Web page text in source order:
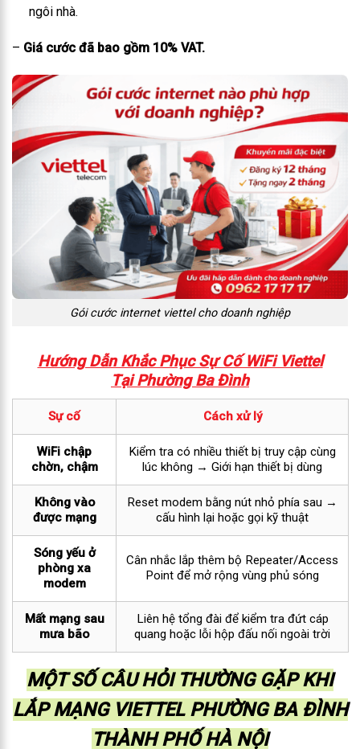
ngôi nhà.
– Giá cước đã bao gồm 10% VAT.
Gói cước internet viettel cho doanh nghiệp
Hướng Dẫn Khắc Phục Sự Cố WiFi Viettel
Tại Phường Ba Đình
Sự cố Cách xử lý
WiFi chập
chờn, chậm
Kiểm tra có nhiều thiết bị truy cập cùng
lúc không → Giới hạn thiết bị dùng
Không vào
được mạng
Reset modem bằng nút nhỏ phía sau →
cấu hình lại hoặc gọi kỹ thuật
Sóng yếu ở
phòng xa
modem
Cân nhắc lắp thêm bộ Repeater/Access
Point để mở rộng vùng phủ sóng
Mất mạng sau
mưa bão
Liên hệ tổng đài để kiểm tra đứt cáp
quang hoặc lỗi hộp đấu nối ngoài trời
MỘT SỐ CÂU HỎI THƯỜNG GẶP KHI
LẮP MẠNG VIETTEL PHƯỜNG BA ĐÌNH
THÀNH PHỐ HÀ NỘI